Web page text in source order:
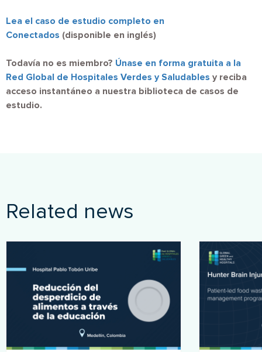
Lea el caso de estudio completo en
Conectados (disponible en inglés)
Todavía no es miembro? Únase en forma gratuita a la
Red Global de Hospitales Verdes y Saludables y reciba
acceso instantáneo a nuestra biblioteca de casos de
estudio.
Related news